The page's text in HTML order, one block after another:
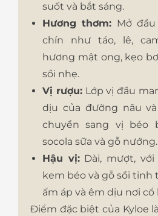
suốt và bắt sáng.
Hương thơm: Mở
chín như táo, lê,
hương mật ong, kẹo
sồi nhẹ.
Vị rượu:Lớp vị đầu
dịu của đường nâu
chuyển sang vị béo
socola sữa và gỗ nướng.
Hậu vị:Dài, mượt, với
kem béo và gỗ sồi tinh
ấm áp và êm dịu nơi cổ
Điểm đặc biệt của Kyloe là